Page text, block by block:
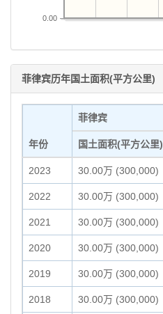
0.00
菲律宾历年国土面积(平方公里)
年份
菲律宾
国土面积(平方公里)
2023 30.00万 (300,000)
2022 30.00万 (300,000)
2021 30.00万 (300,000)
2020 30.00万 (300,000)
2019 30.00万 (300,000)
2018 30.00万 (300,000)